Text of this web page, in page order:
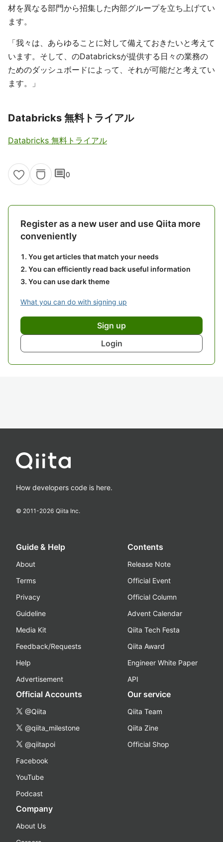
材を異なる部門から招集した内部グループを立ち上げてい
ます。
「我々は、あらゆることに対して備えておきたいと考えて
います。そして、のDatabricksが提供する日々の業務の
ためのダッシュボードによって、それが可能だと考えてい
ます。」
Databricks 無料トライアル
Databricks 無料トライアル
comment0
Register as a new user and use Qiita more
conveniently
You get articles that match your needs
You can efficiently read back useful information
You can use dark theme
What you can do with signing up
Sign up
Login
How developers code is here.
© 2011-2026 Qiita Inc.
Guide & Help
About
Terms
Privacy
Guideline
Media Kit
Feedback/Requests
Help
Advertisement
Contents
Release Note
Official Event
Official Column
Advent Calendar
Qiita Tech Festa
Qiita Award
Engineer White Paper
API
Official Accounts
@Qiita
@qiita_milestone
@qiitapoi
Facebook
YouTube
Podcast
Our service
Qiita Team
Qiita Zine
Official Shop
Company
About Us